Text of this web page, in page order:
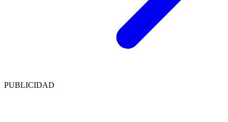
PUBLICIDAD